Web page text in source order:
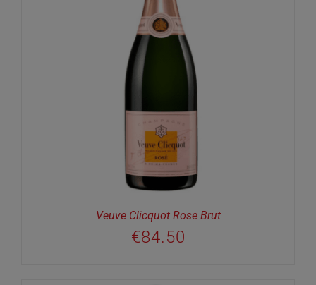
Veuve Clicquot Rose Brut
€84.50